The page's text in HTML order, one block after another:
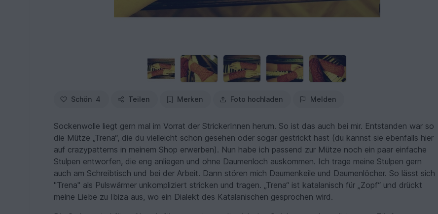
Schön 4 Teilen Merken Foto hochladen Melden
Sockenwolle liegt gern mal im Vorrat der StrickerInnen herum. So ist das auch bei mir. Entstanden war so
die Mütze „Trena“, die du vielleicht schon gesehen oder sogar gestrickt hast (du kannst sie ebenfalls hier
auf crazypatterns in meinem Shop erwerben). Nun habe ich passend zur Mütze noch ein paar einfache
Stulpen entworfen, die eng anliegen und ohne Daumenloch auskommen. Ich trage meine Stulpen gern
auch am Schreibtisch und bei der Arbeit. Dann stören mich Daumenkeile und Daumenlöcher. So lässt sich
"Trena" als Pulswärmer unkompliziert stricken und tragen. „Trena“ ist katalanisch für „Zopf“ und drückt
meine Liebe zu Ibiza aus, wo ein Dialekt des Katalanischen gesprochen wird.